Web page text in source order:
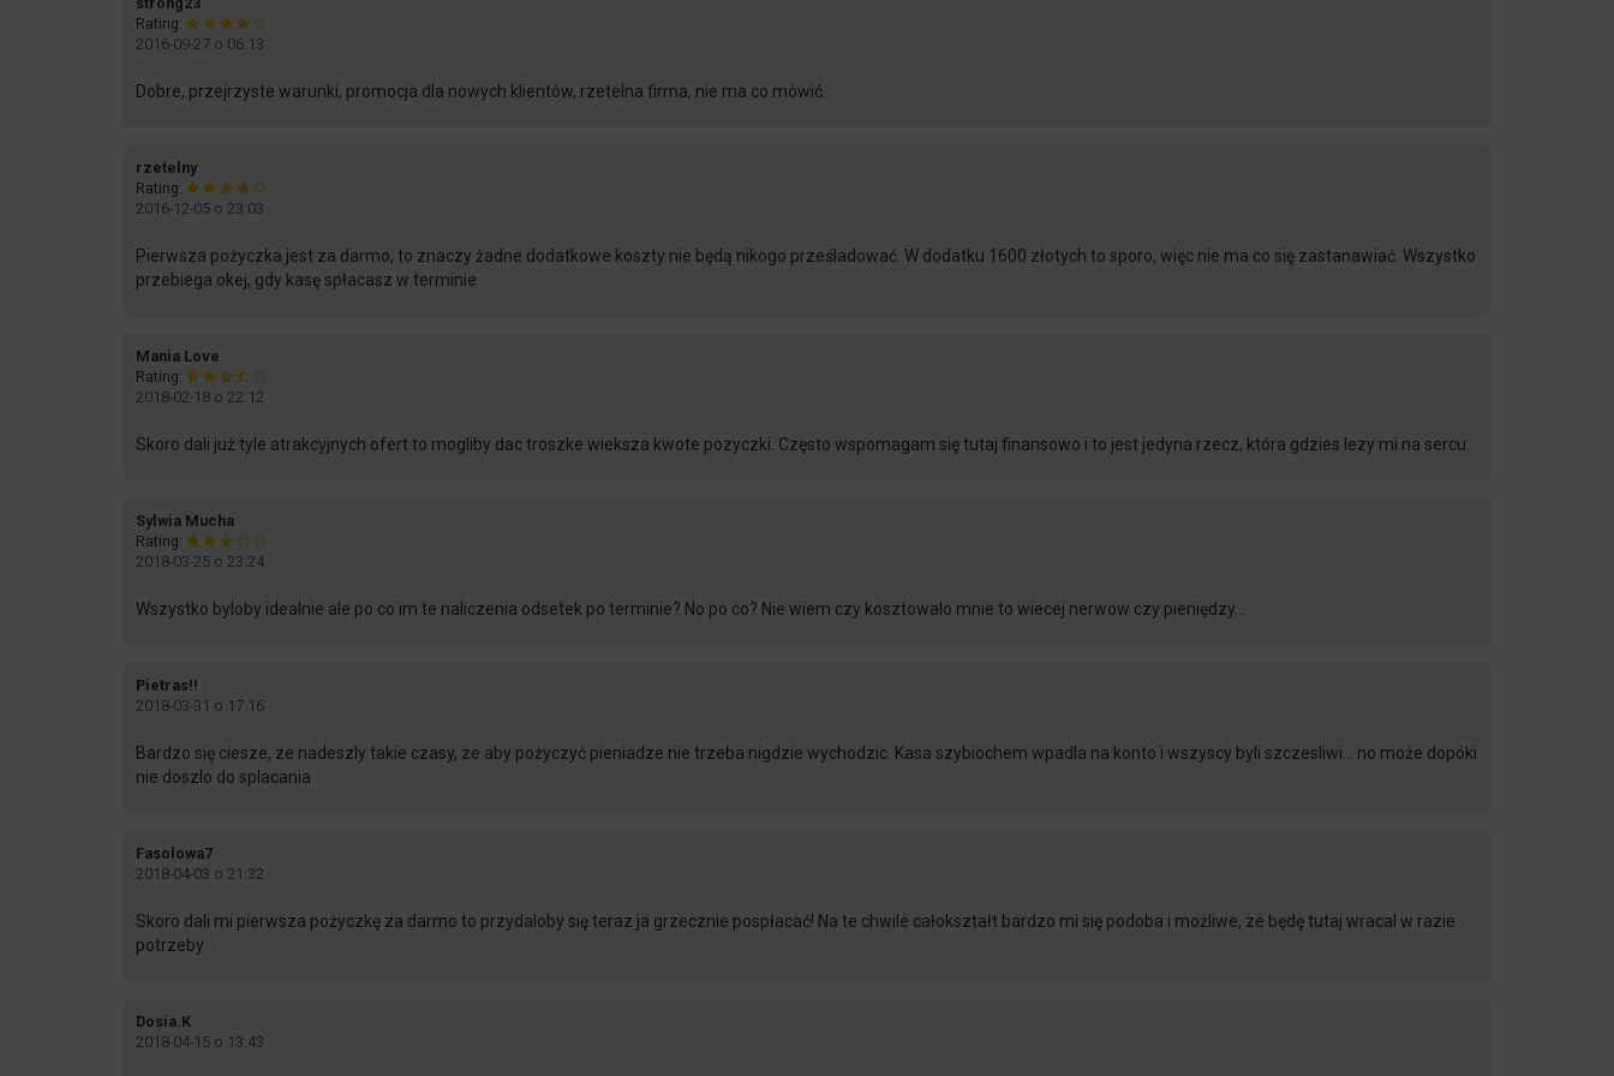
Rating:
2016-09-27 o 06:13
Dobre, przejrzyste warunki, promocja dla nowych klientów, rzetelna firma, nie ma co mówić.
rzetelnysays:
Rating:
2016-12-05 o 23:03
Pierwsza pożyczka jest za darmo, to znaczy żadne dodatkowe koszty nie będą nikogo prześladować. W dodatku 1600 złotych to sporo, więc nie ma co się zastanawiać. Wszystko
przebiega okej, gdy kasę spłacasz w terminie
Mania Love
Rating:
2018-02-18 o 22:12
Skoro dali już tyle atrakcyjnych ofert to mogliby dac troszke wieksza kwote pozyczki. Często wspomagam się tutaj finansowo i to jest jedyna rzecz, która gdzies lezy mi na sercu.
Sylwia Muchasays:
Rating:
2018-03-25 o 23:24
Wszystko byloby idealnie ale po co im te naliczenia odsetek po terminie? No po co? Nie wiem czy kosztowalo mnie to wiecej nerwow czy pieniędzy…
Pietras!!
2018-03-31 o 17:16
Bardzo się ciesze, ze nadeszly takie czasy, ze aby pożyczyć pieniadze nie trzeba nigdzie wychodzic. Kasa szybiochem wpadla na konto i wszyscy byli szczesliwi… no może dopóki
nie doszlo do splacania
Fasolowa7says:
2018-04-03 o 21:32
Skoro dali mi pierwsza pożyczkę za darmo to przydaloby się teraz ja grzecznie pospłacać! Na te chwile całokształt bardzo mi się podoba i możliwe, ze będę tutaj wracal w razie
potrzeby
Dosia.Ksays:
2018-04-15 o 13:43